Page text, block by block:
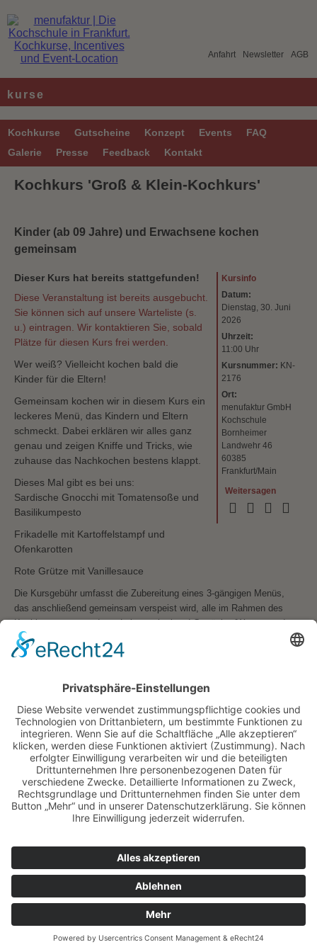
Anfahrt Newsletter AGB
kurse
Kochkurse Gutscheine Konzept Events
FAQ
Galerie
Presse Feedback Kontakt
Kochkurs 'Groß & Klein-Kochkurs'
Kinder (ab 09 Jahre) und Erwachsene kochen
gemeinsam
Kursinfo
Datum:
Dienstag, 30. Juni
2026
Uhrzeit:
11:00 Uhr
Kursnummer: KN-
2176
Ort:
menufaktur GmbH
Kochschule
Bornheimer
Landwehr 46
60385
Frankfurt/Main
Weitersagen
Dieser Kurs hat bereits stattgefunden!
Diese Veranstaltung ist bereits ausgebucht.
Sie können sich auf unsere Warteliste (s.
u.) eintragen. Wir kontaktieren Sie, sobald
Plätze für diesen Kurs frei werden.
Wer weiß? Vielleicht kochen bald die
Kinder für die Eltern!
Gemeinsam kochen wir in diesem Kurs ein
leckeres Menü, das Kindern und Eltern
schmeckt. Dabei erklären wir alles ganz
genau und zeigen Kniffe und Tricks, wie
zuhause das Nachkochen bestens klappt.
Dieses Mal gibt es bei uns:
Sardische Gnocchi mit Tomatensoße und
Basilikumpesto
Frikadelle mit Kartoffelstampf und
Ofenkarotten
Rote Grütze mit Vanillesauce
Die Kursgebühr umfasst die Zubereitung eines 3-gängigen Menüs,
das anschließend gemeinsam verspeist wird, alle im Rahmen des
Kochkurses verwendeten Lebensmittel und Getränke (Wasser und
Säfte), Rezepte sowie die gesetzliche Mehrwertsteuer. Alle
notwendigen Kochutensilien werden Ihnen gestellt, eine
Unsere Kochkurse halten wir mit Kindern ab 09 Jahren. Nicht,
weil wir es jüngeren Kindern und uns selbst nicht zutrauen,
sondern weil unsere Arbeitsfläche 93 cm hoch ist und die
Kinder in dieser Arbeitshöhe kochen werden.
Zur Kursübersicht
Seite senden
©2007-2026menufakturGmbH
Startseite
Newsletter AGB
Cookie-Einstellungen Disclaimer